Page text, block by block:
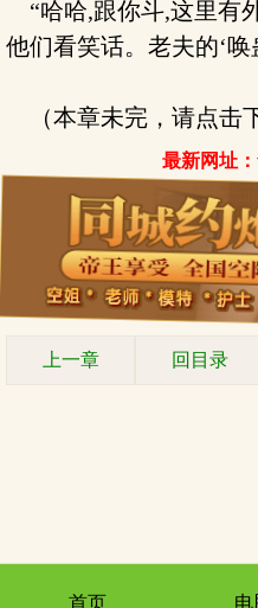
“哈哈,跟你斗,这里有
他们看笑话。老夫的‘
（本章未完，请点击
最新网址
上一章 回目录
首页 电